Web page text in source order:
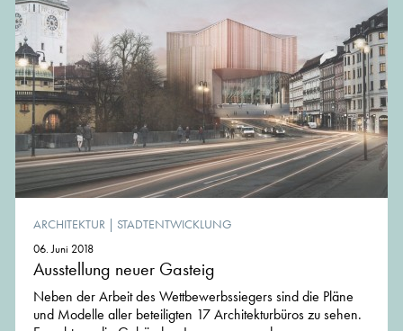
ARCHITEKTUR | STADTENTWICKLUNG
06. Juni 2018
Ausstellung neuer Gasteig
Neben der Arbeit des Wettbewerbssiegers sind die Pläne
und Modelle aller beteiligten 17 Architekturbüros zu sehen.